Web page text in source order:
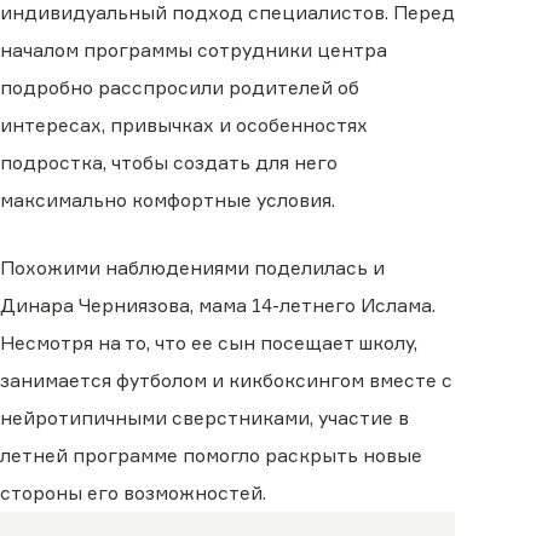
индивидуальный подход специалистов. Перед
началом программы сотрудники центра
подробно расспросили родителей об
интересах, привычках и особенностях
подростка, чтобы создать для него
максимально комфортные условия.
Похожими наблюдениями поделилась и
Динара Черниязова, мама 14-летнего Ислама.
Несмотря на то, что ее сын посещает школу,
занимается футболом и кикбоксингом вместе с
нейротипичными сверстниками, участие в
летней программе помогло раскрыть новые
стороны его возможностей.